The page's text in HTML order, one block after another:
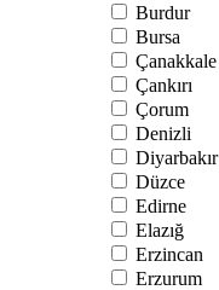
Burdur
Bursa
Çanakkale
Çankırı
Çorum
Denizli
Diyarbakır
Düzce
Edirne
Elazığ
Erzincan
Erzurum